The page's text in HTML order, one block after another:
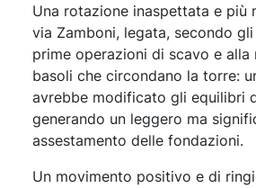
Una rotazione inaspettata e più
via Zamboni, legata, secondo
prime operazioni di scavo e alla
basoli che circondano la torre:
avrebbe modificato gli equilibri
generando un leggero ma
assestamento delle fondazioni.
Un movimento positivo e di